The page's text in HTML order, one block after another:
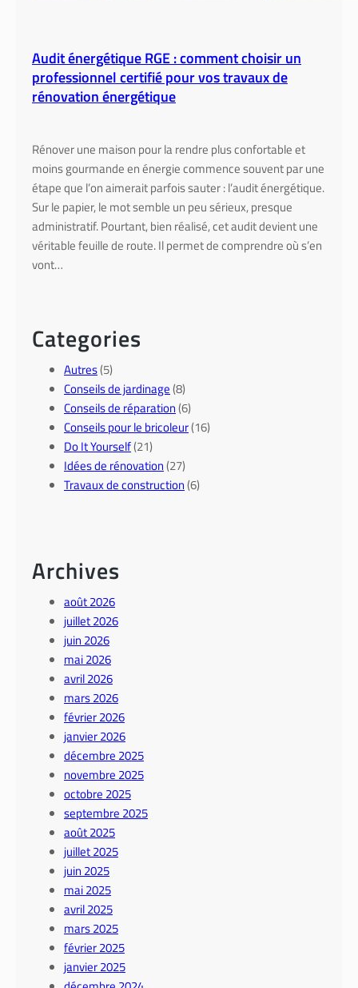
Audit énergétique RGE : comment choisir un
professionnel certifié pour vos travaux de
rénovation énergétique
Rénover une maison pour la rendre plus confortable et
moins gourmande en énergie commence souvent par une
étape que l’on aimerait parfois sauter : l’audit énergétique.
Sur le papier, le mot semble un peu sérieux, presque
administratif. Pourtant, bien réalisé, cet audit devient une
véritable feuille de route. Il permet de comprendre où s’en
vont…
Categories
Autres(5)
Conseils de jardinage(8)
Conseils de réparation(6)
Conseils pour le bricoleur(16)
Do It Yourself(21)
Idées de rénovation(27)
Travaux de construction(6)
Archives
août 2026
juillet 2026
juin 2026
mai 2026
avril 2026
mars 2026
février 2026
janvier 2026
décembre 2025
novembre 2025
octobre 2025
septembre 2025
août 2025
juillet 2025
juin 2025
mai 2025
avril 2025
mars 2025
février 2025
janvier 2025